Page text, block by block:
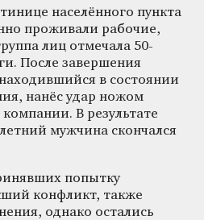
населённого пункта
проживали рабочие,
лиц отмечала 50-
После завершения
в состоянии
нанёс удар ножом
В результате
мужчина скончался
попытку
конфликт, также
однако остались